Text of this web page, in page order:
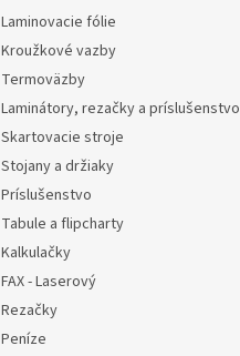
Laminovacie fólie
Kroužkové vazby
Termoväzby
Laminátory, rezačky a príslušenstvo
Skartovacie stroje
Stojany a držiaky
Príslušenstvo
Tabule a flipcharty
Kalkulačky
FAX - Laserový
Rezačky
Peníze